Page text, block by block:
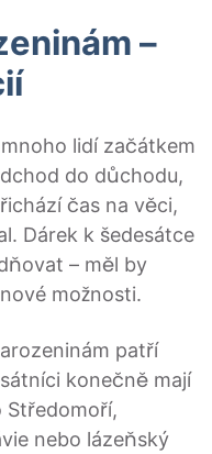
–
lidí začátkem
do důchodu,
čas na věci,
Dárek k šedesátce
– měl by
možnosti.
patří
konečně mají
Středomoří,
nebo lázeňský